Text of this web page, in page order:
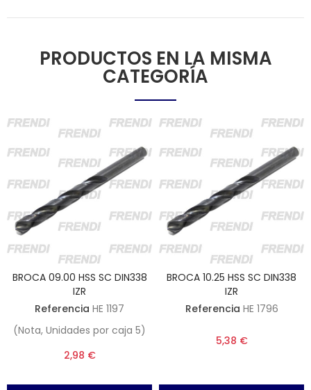
PRODUCTOS EN LA MISMA
CATEGORÍA
BROCA 09.00 HSS SC DIN338
IZR
Referencia HE 1197
(Nota, Unidades por caja 5)
2,98 €
BROCA 10.25 HSS SC DIN338
IZR
Referencia HE 1796
5,38 €